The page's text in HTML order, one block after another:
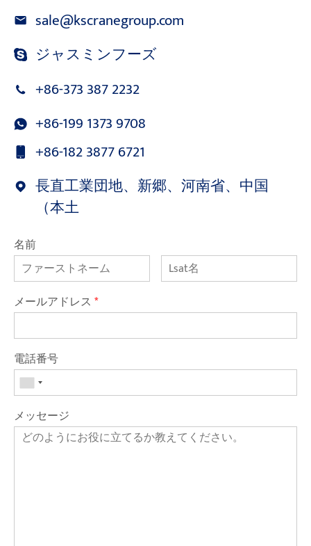
sale@kscranegroup.com
ジャスミンフーズ
+86-373 387 2232
+86-199 1373 9708
+86-182 3877 6721
長直工業団地、新郷、河南省、中国
（本土
名前
メールアドレス *
電話番号
メッセージ